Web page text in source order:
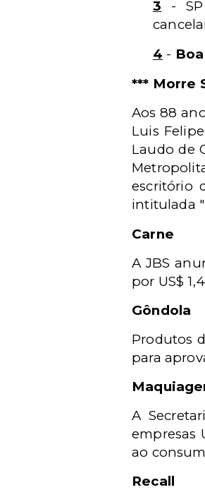
3 -
4 -
*** Morre
Aos 88
Luis
Laudo de
escritório
intitulada
Carne
A JBS
por US$
Gôndola
Produtos
para
A
empresas
ao
Recall